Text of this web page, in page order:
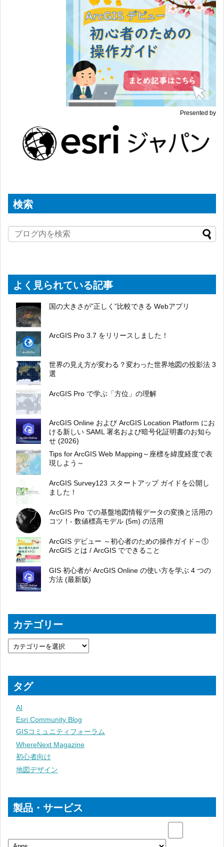
Presented by
検索
よく見られている記事
国の大きさが”正しく”比較できる Webアプリ
ArcGIS Pro 3.7 をリリースしました！
世界の見え方が変わる？変わった世界地図の投影法 3
選
ArcGIS Pro で学ぶ「方位」の理解
ArcGIS Online および ArcGIS Location Platform にお
ける新しい SAML 署名および暗号化証明書のお知ら
せ (2026)
Tips for ArcGIS Web Mapping～座標を緯度経度で表
現しよう～
ArcGIS Survey123 スタートアップ ガイドを公開し
ました！
ArcGIS Pro での基盤地図情報データの変換と活用の
コツ！- 数値標高モデル (5m) の活用
ArcGIS デビュー ～初心者のための操作ガイド～①
ArcGIS とは / ArcGIS でできること
GIS 初心者が ArcGIS Online の使い方を学ぶ 4 つの
方法 (最新版)
カテゴリー
タグ
AI
Esri Community Blog
GISコミュニティフォーラム
WhereNext Magazine
初心者向け
地図デザイン
製品・サービス